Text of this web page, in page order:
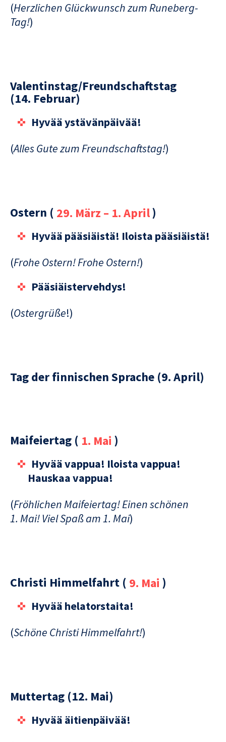
(Herzlichen Glückwunsch zum Runeberg-
Tag!)
Valentinstag/Freundschaftstag
(14. Februar)
Hyvää ystävänpäivää!
(Alles Gute zum Freundschaftstag!)
Ostern ( 29. März – 1. April)
Hyvää pääsiäistä! Iloista pääsiäistä!
(Frohe Ostern! Frohe Ostern!)
Pääsiäistervehdys!
(Ostergrüße!)
Tag der finnischen Sprache (9. April)
Maifeiertag ( 1. Mai )
Hyvää vappua! Iloista vappua!
Hauskaa vappua!
(Fröhlichen Maifeiertag! Einen schönen
1. Mai! Viel Spaß am 1. Mai)
Christi Himmelfahrt ( 9. Mai )
Hyvää helatorstaita!
(Schöne Christi Himmelfahrt!)
Muttertag (12. Mai)
Hyvää äitienpäivää!